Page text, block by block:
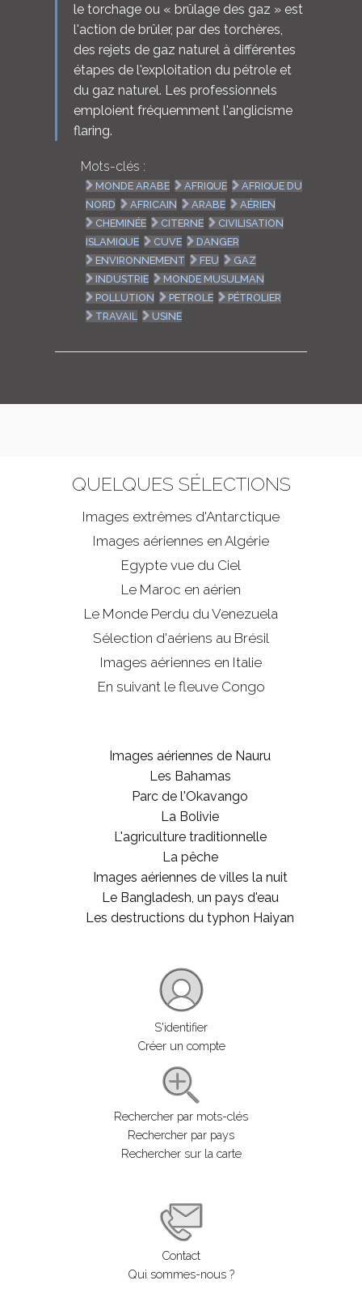
le torchage ou « brûlage des gaz » est
l'action de brûler, par des torchères,
des rejets de gaz naturel à différentes
étapes de l'exploitation du pétrole et
du gaz naturel. Les professionnels
emploient fréquemment l'anglicisme
flaring.
Mots-clés :
MONDE ARABE AFRIQUE
AFRIQUE DU
NORD
AFRICAIN ARABE
AÉRIEN
CHEMINÉE
CITERNE
CIVILISATION
ISLAMIQUE
CUVE
DANGER
ENVIRONNEMENT
FEU
GAZ
INDUSTRIE
MONDE MUSULMAN
POLLUTION
PETROLE
PÉTROLIER
TRAVAIL
USINE
QUELQUES SÉLECTIONS
Images extrêmes d'Antarctique
Images aériennes en Algérie
Egypte vue du Ciel
Le Maroc en aérien
Le Monde Perdu du Venezuela
Sélection d'aériens au Brésil
Images aériennes en Italie
En suivant le fleuve Congo
Images aériennes de Nauru
Les Bahamas
Parc de l'Okavango
La Bolivie
L'agriculture traditionnelle
La pêche
Images aériennes de villes la nuit
Le Bangladesh, un pays d'eau
Les destructions du typhon Haiyan
S'identifier
Créer un compte
Rechercher par mots-clés
Rechercher par pays
Rechercher sur la carte
Contact
Qui sommes-nous ?